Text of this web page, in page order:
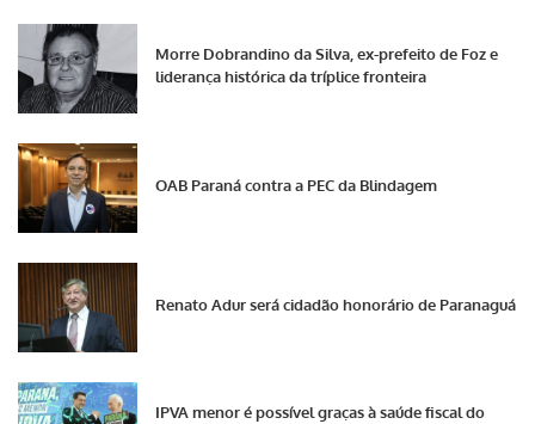
Morre Dobrandino da Silva, ex-prefeito de Foz e
liderança histórica da tríplice fronteira
OAB Paraná contra a PEC da Blindagem
Renato Adur será cidadão honorário de Paranaguá
IPVA menor é possível graças à saúde fiscal do